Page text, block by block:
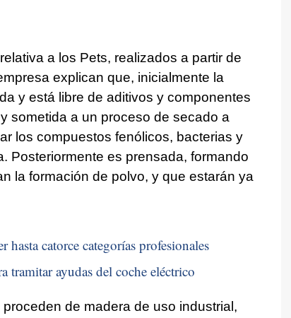
a los Pets, realizados a partir de
explican que, inicialmente la
y está libre de aditivos y componentes
sometida a un proceso de secado a
los compuestos fenólicos, bacterias y
Posteriormente es prensada, formando
la formación de polvo, y que estarán ya
catorce categorías profesionales
tramitar ayudas del coche eléctrico
de madera de uso industrial,